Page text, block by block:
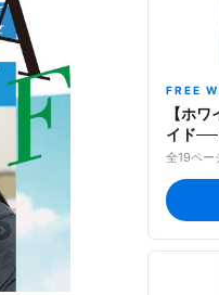
FREE
【ホ
イド──
タ選び
全19ペー